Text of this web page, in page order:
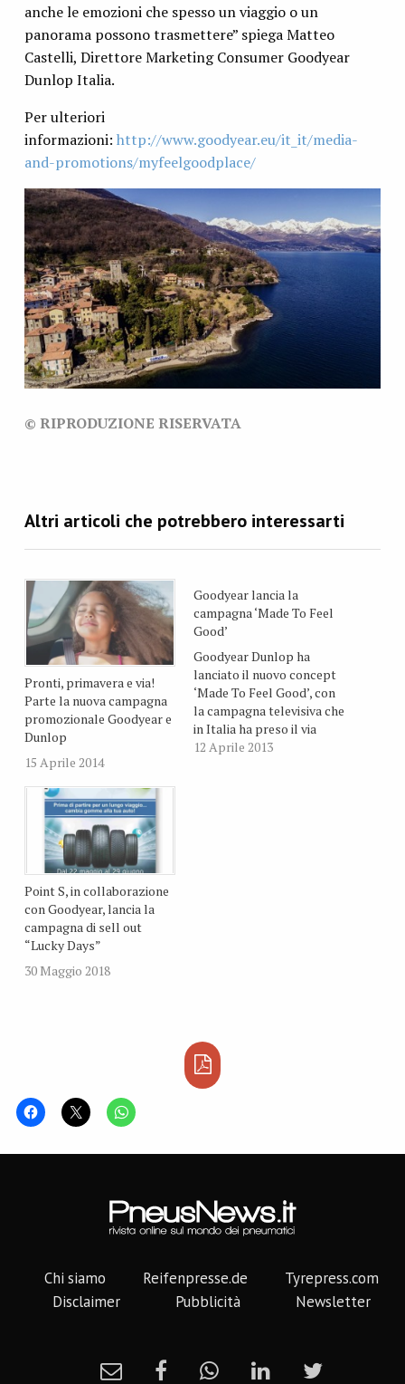
anche le emozioni che spesso un viaggio o un
panorama possono trasmettere” spiega Matteo
Castelli, Direttore Marketing Consumer Goodyear
Dunlop Italia.
Per ulteriori
informazioni: http://www.goodyear.eu/it_it/media-
and-promotions/myfeelgoodplace/
© RIPRODUZIONE RISERVATA
Pronti, primavera e via!
Parte la nuova campagna
promozionale Goodyear e
Dunlop
15 Aprile 2014
Goodyear lancia la
campagna ‘Made To Feel
Good’
Goodyear Dunlop ha
lanciato il nuovo concept
‘Made To Feel Good’, con
la campagna televisiva che
in Italia ha preso il via
domenica 7 aprile e che è
12 Aprile 2013
Point S, in collaborazione
con Goodyear, lancia la
campagna di sell out
“Lucky Days”
30 Maggio 2018
Chi siamo Reifenpresse.de
Tyrepress.com
Disclaimer
Pubblicità Newsletter